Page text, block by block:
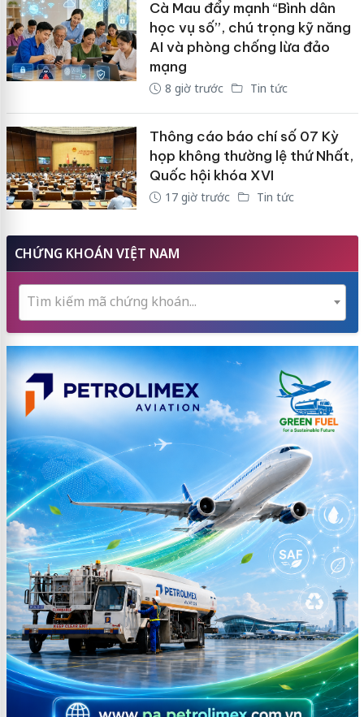
Cà Mau đẩy mạnh “Bình dân
học vụ số”, chú trọng kỹ năng
AI và phòng chống lừa đảo
mạng
8 giờ trước Tin tức
Thông cáo báo chí số 07 Kỳ
họp không thường lệ thứ Nhất,
Quốc hội khóa XVI
17 giờ trước Tin tức
CHỨNG KHOÁN VIỆT NAM
Tìm kiếm mã chứng khoán...